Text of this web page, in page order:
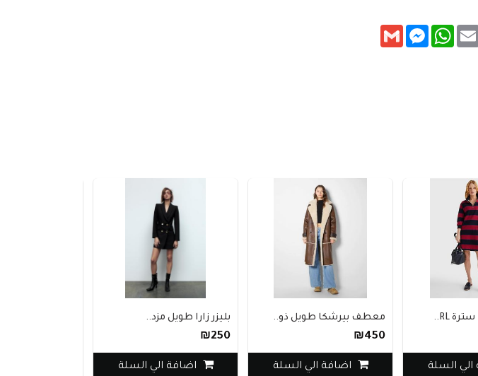
WhatsApp
Messenger
Gmail
الي السلة
معطف بيرشكا طويل ذو..
₪450
اضافة الي السلة
بليزر زارا طويل مزد..
₪250
اضافة الي السلة